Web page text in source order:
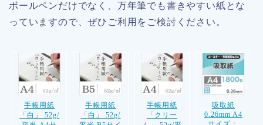
ボールペンだけでなく、万年筆でも書きやすい紙とな
っていますので、ぜひご利用をご検討ください。
手帳用紙
「白」 52g/
手帳用紙
「白」 52g/
手帳用紙
「クリー
吸取紙
0.26mm A4